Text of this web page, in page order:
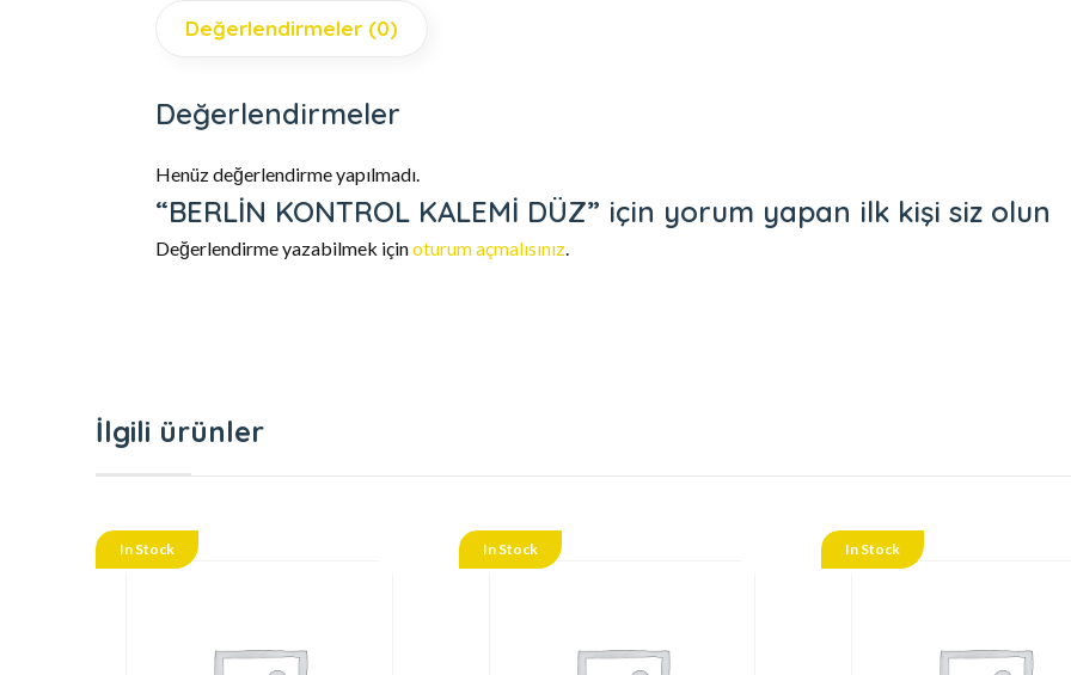
Değerlendirmeler (0)
Değerlendirmeler
Henüz değerlendirme yapılmadı.
“BERLİN KONTROL KALEMİ DÜZ” için yorum yapan ilk kişi siz olun
Değerlendirme yazabilmek içinoturum açmalısınız.
İlgili ürünler
In Stock In Stock In Stock